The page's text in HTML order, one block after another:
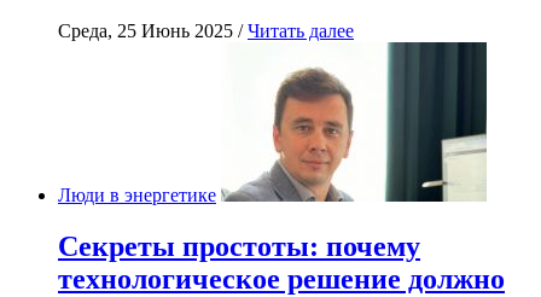
Среда, 25 Июнь 2025 /Читать далее
Люди в энергетике
Секреты простоты: почему
технологическое решение должно